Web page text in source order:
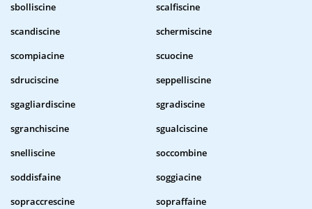
sbolliscine
scalfiscine
scandiscine
schermiscine
scompiacine
scuocine
sdruciscine
seppelliscine
sgagliardiscine
sgradiscine
sgranchiscine
sgualciscine
snelliscine
soccombine
soddisfaine
soggiacine
sopraccrescine
sopraffaine